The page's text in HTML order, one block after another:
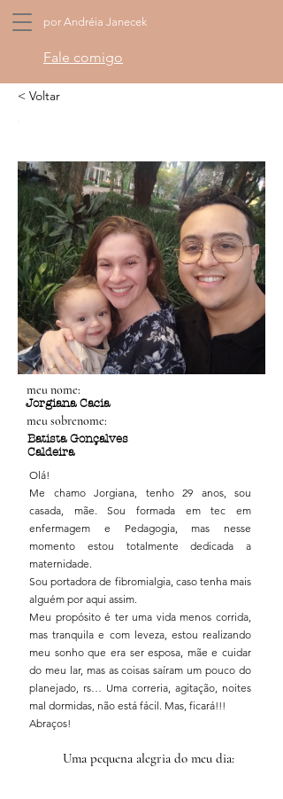
por Andréia Janecek
Fale comigo
< Voltar
meu nome:
Jorgiana Cacia
meu sobrenome:
Batista Gonçalves
Caldeira
Olá!
Me chamo Jorgiana, tenho 29 anos, sou
casada, mãe. Sou formada em tec em
enfermagem e Pedagogia, mas nesse
momento estou totalmente dedicada a
maternidade.
Sou portadora de fibromialgia, caso tenha mais
alguém por aqui assim.
Meu propósito é ter uma vida menos corrida,
mas tranquila e com leveza, estou realizando
meu sonho que era ser esposa, mãe e cuidar
do meu lar, mas as coisas saíram um pouco do
planejado, rs… Uma correria, agitação, noites
mal dormidas, não está fácil. Mas, ficará!!!
Abraços!
Uma pequena alegria do meu dia: